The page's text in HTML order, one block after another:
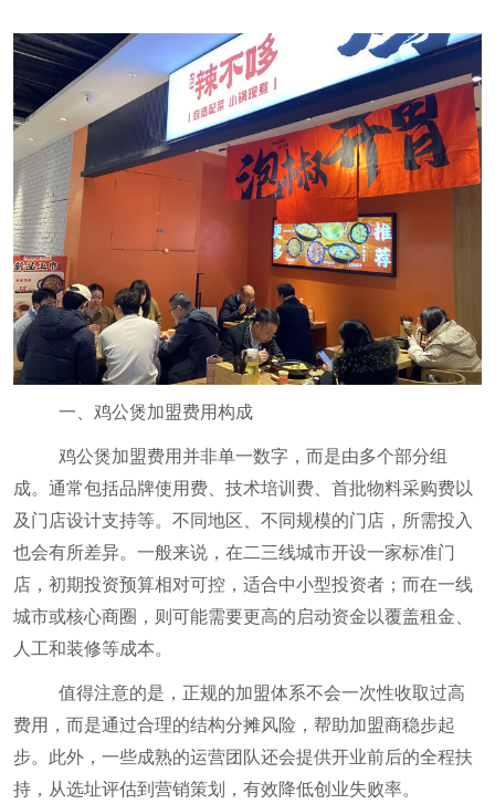
一、鸡公煲加盟费用构成
鸡公煲加盟费用并非单一数字，而是由多个部分组
成。通常包括品牌使用费、技术培训费、首批物料采购费以
及门店设计支持等。不同地区、不同规模的门店，所需投入
也会有所差异。一般来说，在二三线城市开设一家标准门
店，初期投资预算相对可控，适合中小型投资者；而在一线
城市或核心商圈，则可能需要更高的启动资金以覆盖租金、
人工和装修等成本。
值得注意的是，正规的加盟体系不会一次性收取过高
费用，而是通过合理的结构分摊风险，帮助加盟商稳步起
步。此外，一些成熟的运营团队还会提供开业前后的全程扶
持，从选址评估到营销策划，有效降低创业失败率。